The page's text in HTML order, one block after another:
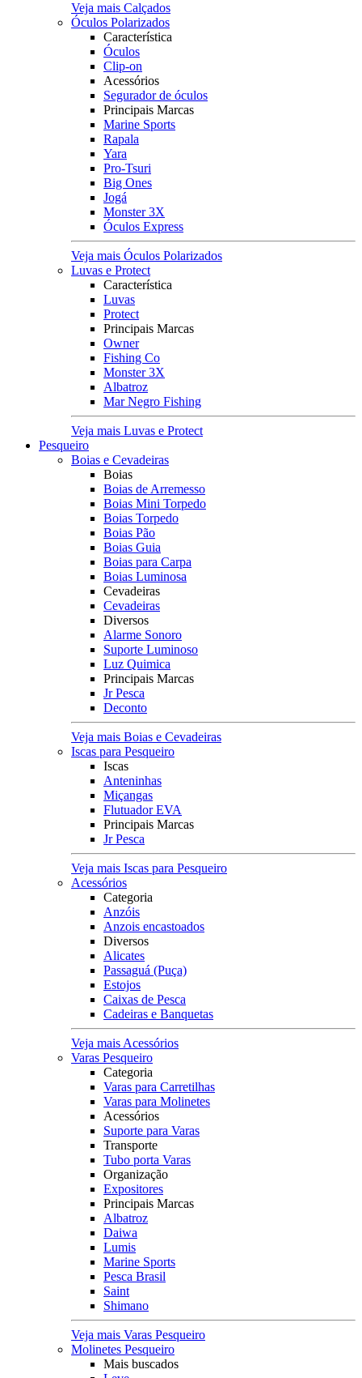
Veja mais Calçados
Óculos Polarizados
Característica
Óculos
Clip-on
Acessórios
Segurador de óculos
Principais Marcas
Marine Sports
Rapala
Yara
Pro-Tsuri
Big Ones
Jogá
Monster 3X
Óculos Express
Veja mais Óculos Polarizados
Luvas e Protect
Característica
Luvas
Protect
Principais Marcas
Owner
Fishing Co
Monster 3X
Albatroz
Mar Negro Fishing
Veja mais Luvas e Protect
Pesqueiro
Boias e Cevadeiras
Boias
Boias de Arremesso
Boias Mini Torpedo
Boias Torpedo
Boias Pão
Boias Guia
Boias para Carpa
Boias Luminosa
Cevadeiras
Cevadeiras
Diversos
Alarme Sonoro
Suporte Luminoso
Luz Quimica
Principais Marcas
Jr Pesca
Deconto
Veja mais Boias e Cevadeiras
Iscas para Pesqueiro
Iscas
Anteninhas
Miçangas
Flutuador EVA
Principais Marcas
Jr Pesca
Veja mais Iscas para Pesqueiro
Acessórios
Categoria
Anzóis
Anzois encastoados
Diversos
Alicates
Passaguá (Puça)
Estojos
Caixas de Pesca
Cadeiras e Banquetas
Veja mais Acessórios
Varas Pesqueiro
Categoria
Varas para Carretilhas
Varas para Molinetes
Acessórios
Suporte para Varas
Transporte
Tubo porta Varas
Organização
Expositores
Principais Marcas
Albatroz
Daiwa
Lumis
Marine Sports
Pesca Brasil
Saint
Shimano
Veja mais Varas Pesqueiro
Molinetes Pesqueiro
Mais buscados